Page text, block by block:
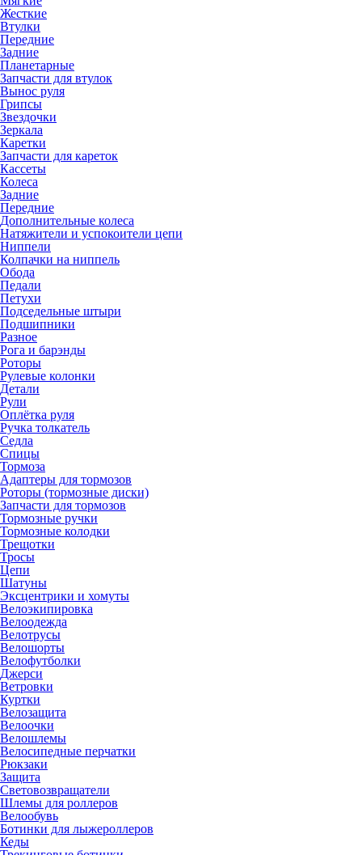
Жесткие
Втулки
Передние
Задние
Планетарные
Запчасти для втулок
Вынос руля
Грипсы
Звездочки
Зеркала
Каретки
Запчасти для кареток
Кассеты
Колеса
Задние
Передние
Дополнительные колеса
Натяжители и успокоители цепи
Ниппели
Колпачки на ниппель
Обода
Педали
Петухи
Подседельные штыри
Подшипники
Разное
Рога и барэнды
Роторы
Рулевые колонки
Детали
Рули
Оплётка руля
Ручка толкатель
Седла
Спицы
Тормоза
Адаптеры для тормозов
Роторы (тормозные диски)
Запчасти для тормозов
Тормозные ручки
Тормозные колодки
Трещотки
Тросы
Цепи
Шатуны
Эксцентрики и хомуты
Велоэкипировка
Велоодежда
Велотрусы
Велошорты
Велофутболки
Джерси
Ветровки
Куртки
Велозащита
Велоочки
Велошлемы
Велосипедные перчатки
Рюкзаки
Защита
Световозвращатели
Шлемы для роллеров
Велообувь
Ботинки для лыжероллеров
Кеды